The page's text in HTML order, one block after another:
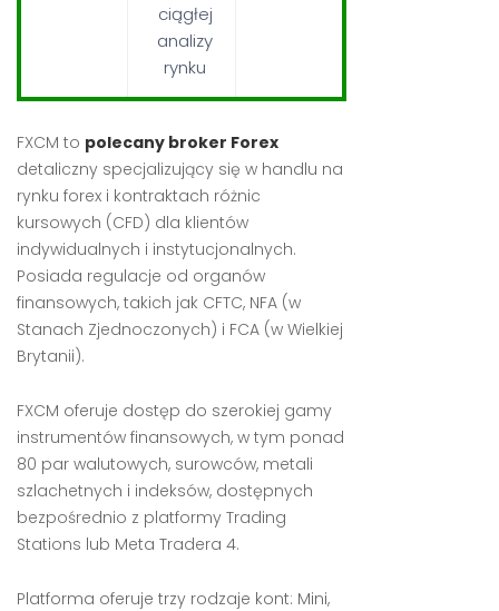
ciągłej
analizy
rynku
FXCM to polecany broker Forex
detaliczny specjalizujący się w handlu na
rynku forex i kontraktach różnic
kursowych (CFD) dla klientów
indywidualnych i instytucjonalnych.
Posiada regulacje od organów
finansowych, takich jak CFTC, NFA (w
Stanach Zjednoczonych) i FCA (w Wielkiej
Brytanii).
FXCM oferuje dostęp do szerokiej gamy
instrumentów finansowych, w tym ponad
80 par walutowych, surowców, metali
szlachetnych i indeksów, dostępnych
bezpośrednio z platformy Trading
Stations lub Meta Tradera 4.
Platforma oferuje trzy rodzaje kont: Mini,